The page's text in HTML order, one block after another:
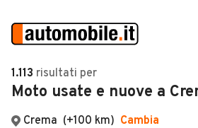
Auto
Auto usate
VENDI
MAGAZINE
1.113 risultati per
Moto usate e nuove a